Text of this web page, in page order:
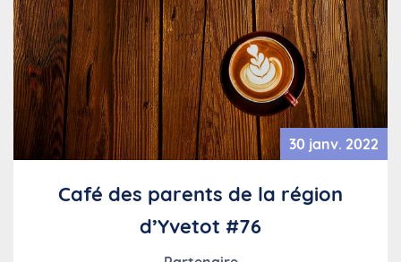
30 janv. 2022
Café des parents de la région
d’Yvetot #76